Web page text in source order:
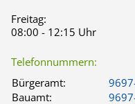
Freitag:
08:00 - 12:15 Uhr
Telefonnummern:
Bürgeramt:
Bauamt: